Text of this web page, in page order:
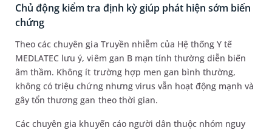
Chủ động kiểm tra định kỳ giúp phát hiện sớm biến
chứng
Theo các chuyên gia Truyền nhiễm của Hệ thống Y tế
MEDLATEC lưu ý, viêm gan B mạn tính thường diễn biến
âm thầm. Không ít trường hợp men gan bình thường,
không có triệu chứng nhưng virus vẫn hoạt động mạnh và
gây tổn thương gan theo thời gian.
Các chuyên gia khuyến cáo người dân thuộc nhóm nguy